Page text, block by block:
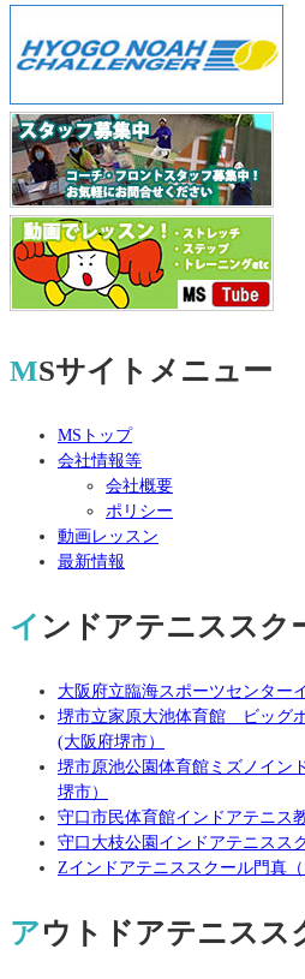
MSサイトメニュー
MSトップ
会社情報等
会社概要
ポリシー
動画レッスン
最新情報
インドアテニススク
大阪府立臨海スポーツセンター
堺市立家原大池体育館 ビッグ
(大阪府堺市）
堺市原池公園体育館ミズノイン
堺市）
守口市民体育館インドアテニス
守口大枝公園インドアテニスス
Zインドアテニススクール門真（
アウトドアテニス